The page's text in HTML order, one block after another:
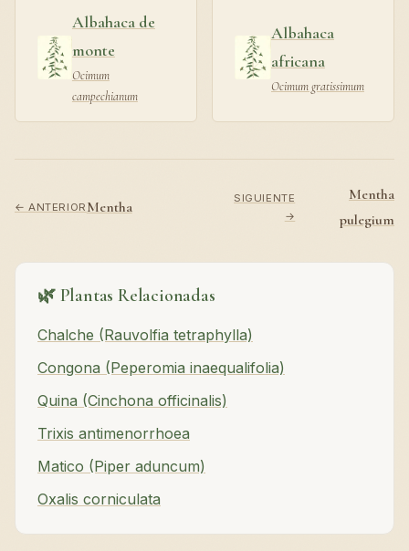
Albahaca de
monte
Ocimum
campechianum
Albahaca
africana
Ocimum gratissimum
← ANTERIORMentha
SIGUIENTE
→
Mentha
pulegium
🌿 Plantas Relacionadas
Chalche (Rauvolfia tetraphylla)
Congona (Peperomia inaequalifolia)
Quina (Cinchona officinalis)
Trixis antimenorrhoea
Matico (Piper aduncum)
Oxalis corniculata